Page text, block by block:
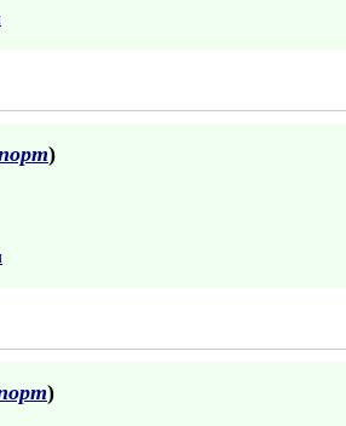
)
)